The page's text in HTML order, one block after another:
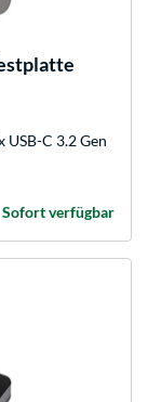
USB-C 3.2 Gen
Sofort verfügbar